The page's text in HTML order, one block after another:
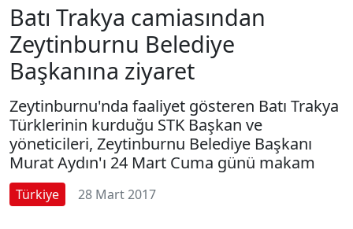
Batı Trakya camiasından
Zeytinburnu Belediye
Başkanına ziyaret
Zeytinburnu'nda faaliyet gösteren Batı Trakya
Türklerinin kurduğu STK Başkan ve
yöneticileri, Zeytinburnu Belediye Başkanı
Murat Aydın'ı 24 Mart Cuma günü makam
Türkiye 28 Mart 2017